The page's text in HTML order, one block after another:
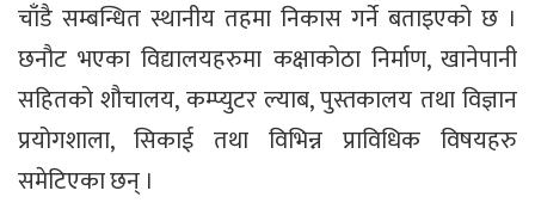
चाँडै सम्बन्धित स्थानीय तहमा निकास गर्ने बताइएको छ ।
छनौट भएका विद्यालयहरुमा कक्षाकोठा निर्माण, खानेपानी
सहितको शौचालय, कम्प्युटर ल्याब, पुस्तकालय तथा विज्ञान
प्रयोगशाला, सिकाई तथा विभिन्न प्राविधिक विषयहरु
समेटिएका छन् ।